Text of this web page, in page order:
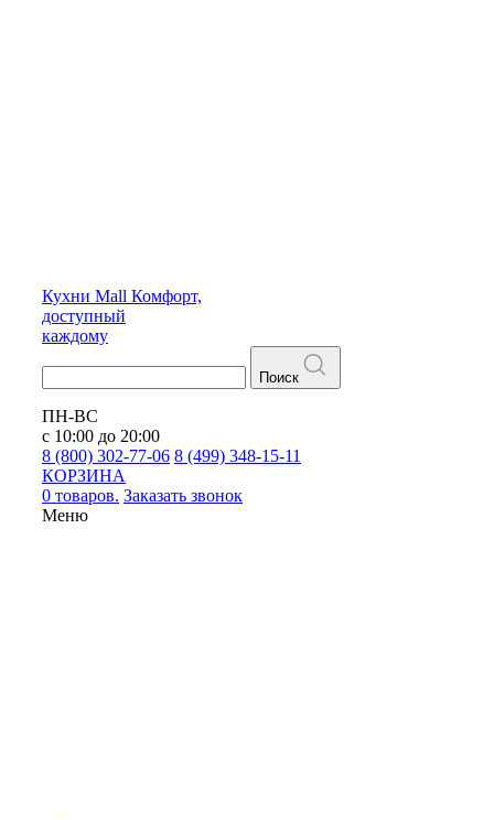
Кухни Mall Комфорт,
доступный
каждому
Поиск
ПН-ВС
с 10:00 до 20:00
8 (800) 302-77-06 8 (499) 348-15-11
КОРЗИНА
0 товаров. Заказать звонок
Меню